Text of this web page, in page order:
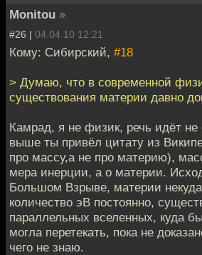
Monitou »
#26 | 04.04.10 12:21
Кому: Сибирский, #18
> Думаю, что в современной
существования материи давно
Камрад, я не физик, речь идёт
выше ты привёл цитату из
про массу,а не про материю),
мера инерции, а о материи.
Большом Взрыве, материи
количество эВ постоянно,
параллельных вселенных, куда
могла перетекать, пока не
чего не знаю.